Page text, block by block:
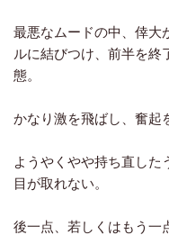
最悪なムードの中、倖大
ルに結びつけ、前半を終
態。
かなり激を飛ばし、奮起
ようやくやや持ち直し
目が取れない。
後一点、若しくはもう一